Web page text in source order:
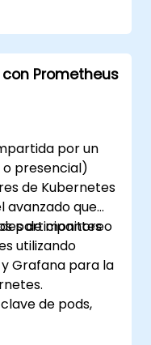
alertas para
del sistema.
para
y el
Prometheus
por un
presencial)
de Kubernetes
avanzado que
de monitoreo
utilizando
participantes
Grafana para la
de pods,